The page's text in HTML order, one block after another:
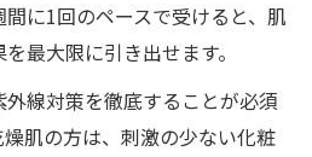
に1回のペースで受けると、肌
最大限に引き出せます。
線対策を徹底することが必須
肌の方は、刺激の少ない化粧